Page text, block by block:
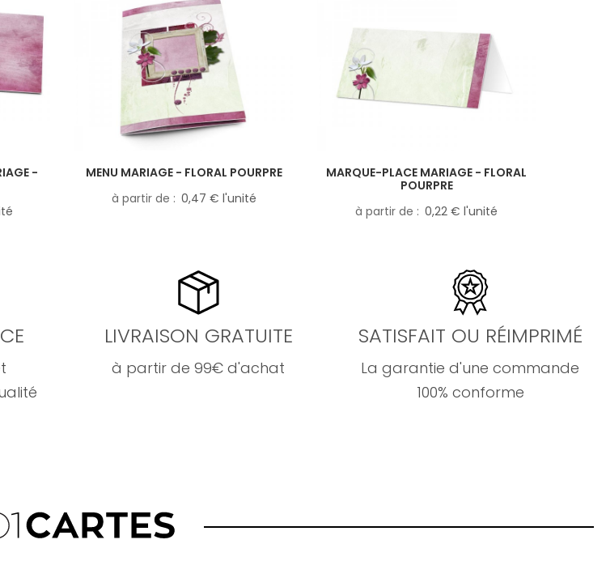
-
MENU MARIAGE - FLORAL POURPRE
à partir de
0,47 € l'unité
MARQUE-PLACE MARIAGE - FLORAL
POURPRE
à partir de
0,22 € l'unité
LIVRAISON GRATUITE
à partir de 99€ d'achat
SATISFAIT OU RÉIMPRIMÉ
La garantie d'une commande
100% conforme